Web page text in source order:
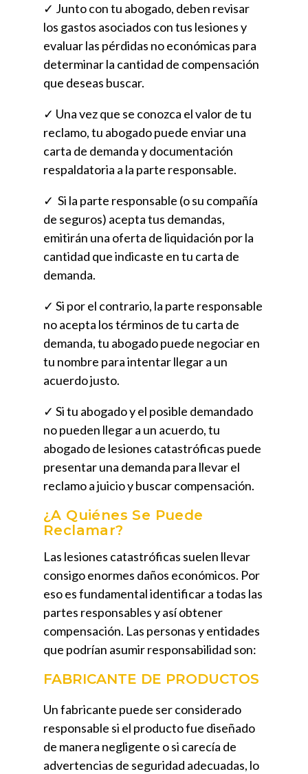
✓ Junto con tu abogado, deben revisar
los gastos asociados con tus lesiones y
evaluar las pérdidas no económicas para
determinar la cantidad de compensación
que deseas buscar.
✓ Una vez que se conozca el valor de tu
reclamo, tu abogado puede enviar una
carta de demanda y documentación
respaldatoria a la parte responsable.
✓ Si la parte responsable (o su compañía
de seguros) acepta tus demandas,
emitirán una oferta de liquidación por la
cantidad que indicaste en tu carta de
demanda.
✓ Si por el contrario, la parte responsable
no acepta los términos de tu carta de
demanda, tu abogado puede negociar en
tu nombre para intentar llegar a un
acuerdo justo.
✓ Si tu abogado y el posible demandado
no pueden llegar a un acuerdo, tu
abogado de lesiones catastróficas puede
presentar una demanda para llevar el
reclamo a juicio y buscar compensación.
¿A Quiénes Se Puede
Reclamar?
Las lesiones catastróficas suelen llevar
consigo enormes daños económicos. Por
eso es fundamental identificar a todas las
partes responsables y así obtener
compensación. Las personas y entidades
que podrían asumir responsabilidad son:
FABRICANTE DE PRODUCTOS
Un fabricante puede ser considerado
responsable si el producto fue diseñado
de manera negligente o si carecía de
advertencias de seguridad adecuadas, lo